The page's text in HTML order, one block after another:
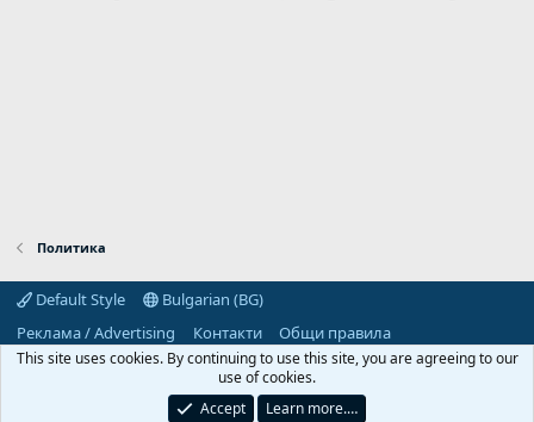
Политика
Default Style
Bulgarian (BG)
Реклама / Advertising
Контакти
Общи правила
Декларация за поверителност
Помощ Начало
R
S
Predpriemach.com © 2006-2026. Hosting by:
This site uses cookies. By continuing to use this site, you are agreeing to our
use of cookies.
Accept
Learn more.…